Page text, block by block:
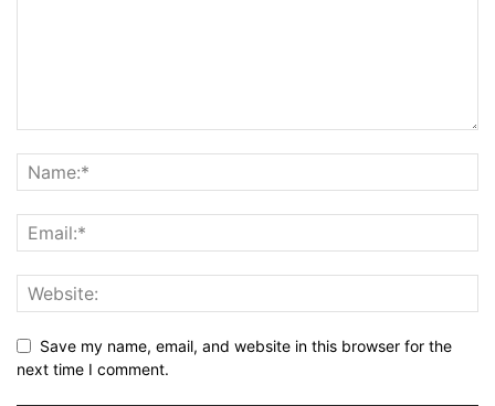
Save my name, email, and website in this browser for the
next time I comment.